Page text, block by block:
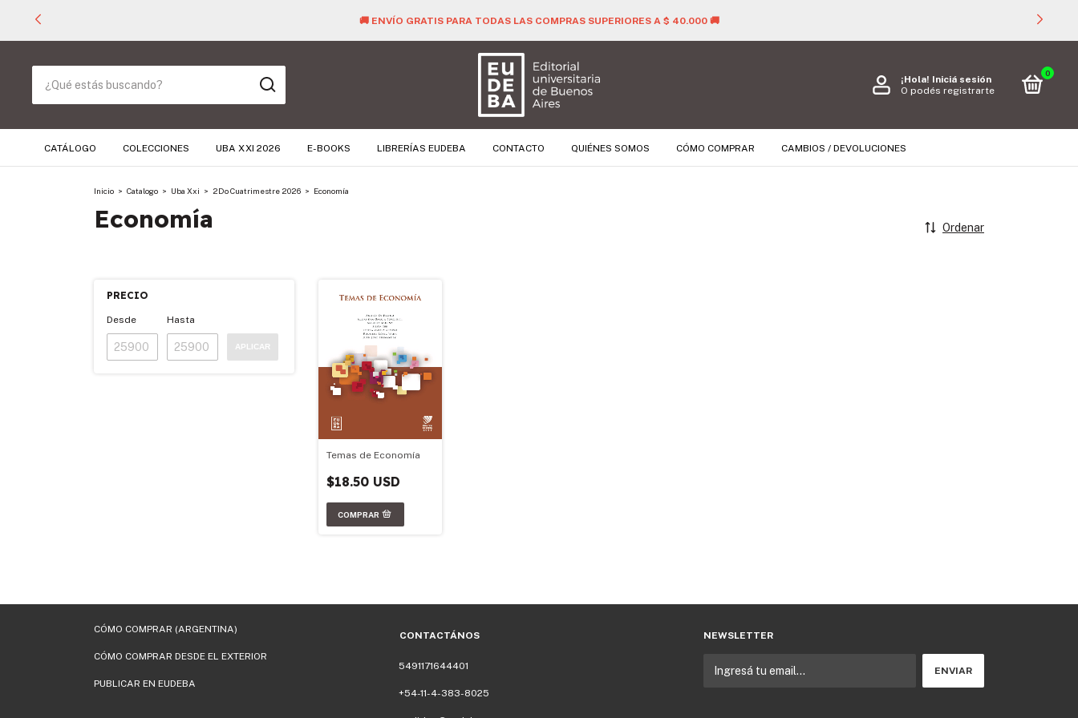
🚚 ENVÍO GRATIS PARA TODAS LAS COMPRAS SUPERIORES A $ 40.000 🚚
¡Hola! Iniciá sesión
O podés registrarte
0
CATÁLOGO COLECCIONES UBA XXI 2026 E-BOOKS LIBRERÍAS EUDEBA CONTACTO QUIÉNES SOMOS CÓMO COMPRAR CAMBIOS / DEVOLUCIONES
Inicio > Catalogo > Uba Xxi > 2Do Cuatrimestre 2026 > Economía
Economía Ordenar
PRECIO
Desde Hasta
APLICAR
Temas de Economía
$18.50 USD
CÓMO COMPRAR (ARGENTINA)
CÓMO COMPRAR DESDE EL EXTERIOR
PUBLICAR EN EUDEBA
CONTACTÁNOS
5491171644401
+54-11-4-383-8025
NEWSLETTER